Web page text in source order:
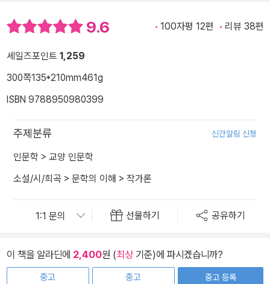
9.6 100자평 12편 리뷰 38편
세일즈포인트 1,259
300쪽135*210mm461g
ISBN 9788950980399
주제분류 신간알림 신청
인문학 > 교양 인문학
소설/시/희곡 > 문학의 이해 > 작가론
선물하기 공유하기
이 책을 알라딘에 2,400원 (최상기준)에 파시겠습니까?
중고
중고
중고 등록